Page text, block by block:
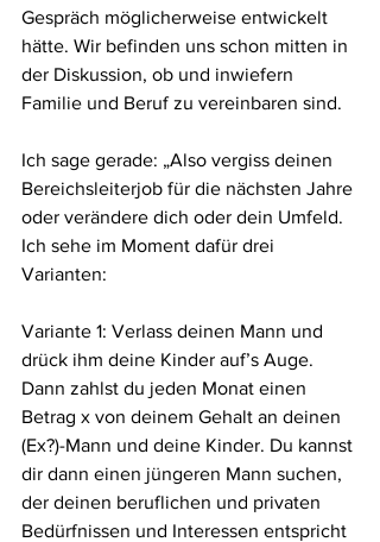
Gespräch möglicherweise entwickelt
hätte. Wir befinden uns schon mitten in
der Diskussion, ob und inwiefern
Familie und Beruf zu vereinbaren sind.
Ich sage gerade: „Also vergiss deinen
Bereichsleiterjob für die nächsten Jahre
oder verändere dich oder dein Umfeld.
Ich sehe im Moment dafür drei
Varianten:
Variante 1: Verlass deinen Mann und
drück ihm deine Kinder auf’s Auge.
Dann zahlst du jeden Monat einen
Betrag x von deinem Gehalt an deinen
(Ex?)-Mann und deine Kinder. Du kannst
dir dann einen jüngeren Mann suchen,
der deinen beruflichen und privaten
Bedürfnissen und Interessen entspricht